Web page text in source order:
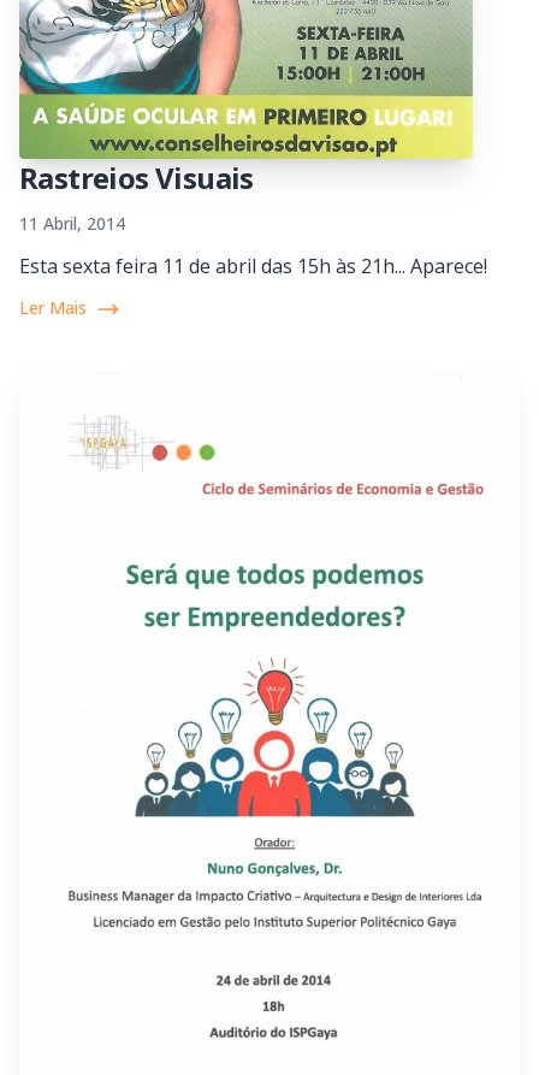
Rastreios Visuais
11 Abril, 2014
Esta sexta feira 11 de abril das 15h às 21h... Aparece!
Ler Mais